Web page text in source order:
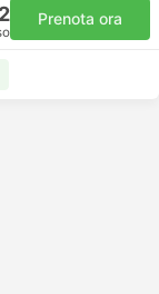
Prenota ora